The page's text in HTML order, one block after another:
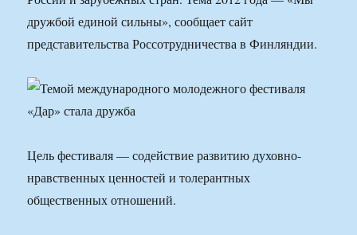
дружбой единой сильны», сообщает сайт
представительства Россотрудничества в Финляндии.
Цель фестиваля — содействие развитию духовно-
нравственных ценностей и толерантных
общественных отношений.